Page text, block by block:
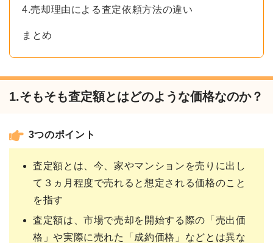
4.売却理由による査定依頼方法の違い
まとめ
1.そもそも査定額とはどのような価格なのか？
3つのポイント
査定額とは、今、家やマンションを売りに出し
て３ヵ月程度で売れると想定される価格のこと
を指す
査定額は、市場で売却を開始する際の「売出価
格」や実際に売れた「成約価格」などとは異な